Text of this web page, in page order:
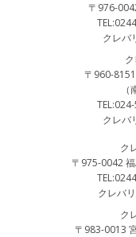
〒976-
クレバ
〒960-
クレバ
ク
〒975-0042
クレバ
ク
〒983-0013